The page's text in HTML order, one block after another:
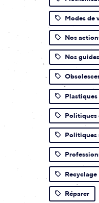
Modes de
Nos
Nos guides
Plastiques
Politiques
Politiques
Recyclage
Réparer